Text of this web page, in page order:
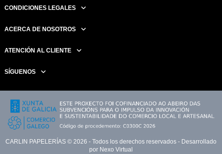
CONDICIONES LEGALES
ACERCA DE NOSOTROS
ATENCIÓN AL CLIENTE
SÍGUENOS
CARLIN PAPELERÍAS © 2026 - Todos los derechos reservados - Desarrollado
por Nexo Virtual